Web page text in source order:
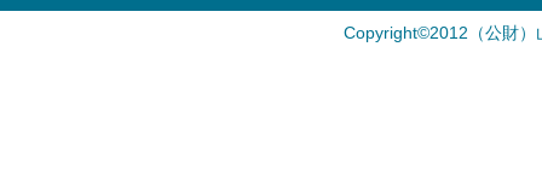
Copyright©2012（公財）